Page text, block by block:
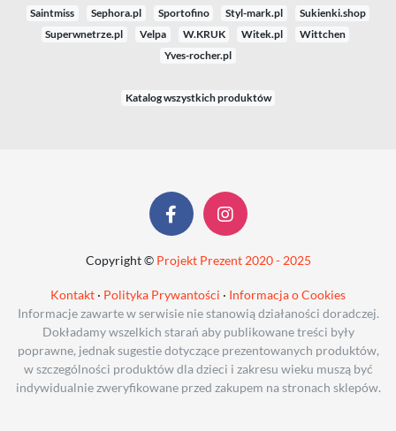
Saintmiss
Sephora.pl Sportofino Styl-mark.pl
Sukienki.shop
Superwnetrze.pl
Velpa W.KRUK Witek.pl
Wittchen
Yves-rocher.pl
Katalog wszystkich produktów
Copyright © Projekt Prezent 2020 - 2025
Kontakt · Polityka Prywantości · Informacja o Cookies
Informacje zawarte w serwisie nie stanowią działaności doradczej.
Dokładamy wszelkich starań aby publikowane treści były
poprawne, jednak sugestie dotyczące prezentowanych produktów,
w szczególności produktów dla dzieci i zakresu wieku muszą być
indywidualnie zweryfikowane przed zakupem na stronach sklepów.